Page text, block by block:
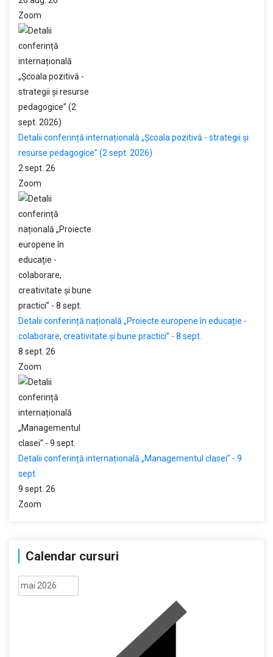
Zoom
Detalii conferință internațională „Școala pozitivă - strategii și
resurse pedagogice” (2 sept. 2026)
2 sept. 26
Zoom
Detalii conferință națională „Proiecte europene în educație -
colaborare, creativitate și bune practici” - 8 sept.
8 sept. 26
Zoom
Detalii conferință internațională „Managementul clasei” - 9
sept.
9 sept. 26
Zoom
Calendar cursuri